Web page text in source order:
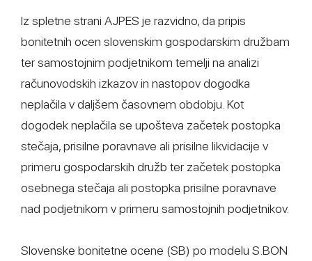
Iz spletne strani AJPES je razvidno, da pripis
bonitetnih ocen slovenskim gospodarskim družbam
ter samostojnim podjetnikom temelji na analizi
računovodskih izkazov in nastopov dogodka
neplačila v daljšem časovnem obdobju. Kot
dogodek neplačila se upošteva začetek postopka
stečaja, prisilne poravnave ali prisilne likvidacije v
primeru gospodarskih družb ter začetek postopka
osebnega stečaja ali postopka prisilne poravnave
nad podjetnikom v primeru samostojnih podjetnikov.
Slovenske bonitetne ocene (SB) po modelu S.BON